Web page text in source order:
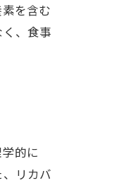
を含む
、食事
的に
リカバ